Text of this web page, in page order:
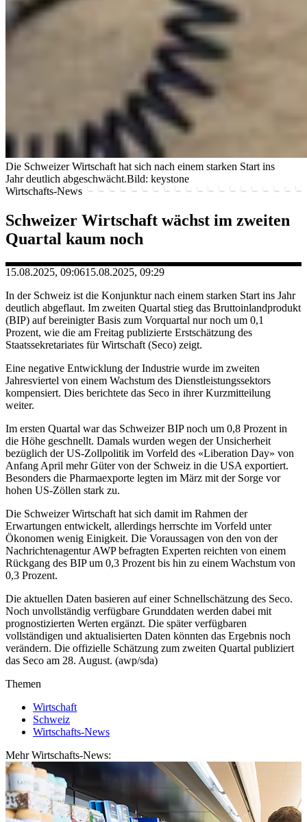
Die Schweizer Wirtschaft hat sich nach einem starken Start ins
Jahr deutlich abgeschwächt.Bild: keystone
Wirtschafts-News
Schweizer Wirtschaft wächst im zweiten
Quartal kaum noch
15.08.2025, 09:0615.08.2025, 09:29
In der Schweiz ist die Konjunktur nach einem starken Start ins Jahr
deutlich abgeflaut. Im zweiten Quartal stieg das Bruttoinlandprodukt
(BIP) auf bereinigter Basis zum Vorquartal nur noch um 0,1
Prozent, wie die am Freitag publizierte Erstschätzung des
Staatssekretariates für Wirtschaft (Seco) zeigt.
Eine negative Entwicklung der Industrie wurde im zweiten
Jahresviertel von einem Wachstum des Dienstleistungssektors
kompensiert. Dies berichtete das Seco in ihrer Kurzmitteilung
weiter.
Im ersten Quartal war das Schweizer BIP noch um 0,8 Prozent in
die Höhe geschnellt. Damals wurden wegen der Unsicherheit
bezüglich der US-Zollpolitik im Vorfeld des «Liberation Day» von
Anfang April mehr Güter von der Schweiz in die USA exportiert.
Besonders die Pharmaexporte legten im März mit der Sorge vor
hohen US-Zöllen stark zu.
Die Schweizer Wirtschaft hat sich damit im Rahmen der
Erwartungen entwickelt, allerdings herrschte im Vorfeld unter
Ökonomen wenig Einigkeit. Die Voraussagen von den von der
Nachrichtenagentur AWP befragten Experten reichten von einem
Rückgang des BIP um 0,3 Prozent bis hin zu einem Wachstum von
0,3 Prozent.
Die aktuellen Daten basieren auf einer Schnellschätzung des Seco.
Noch unvollständig verfügbare Grunddaten werden dabei mit
prognostizierten Werten ergänzt. Die später verfügbaren
vollständigen und aktualisierten Daten könnten das Ergebnis noch
verändern. Die offizielle Schätzung zum zweiten Quartal publiziert
das Seco am 28. August. (awp/sda)
Themen
Wirtschaft
Schweiz
Wirtschafts-News
Mehr Wirtschafts-News: